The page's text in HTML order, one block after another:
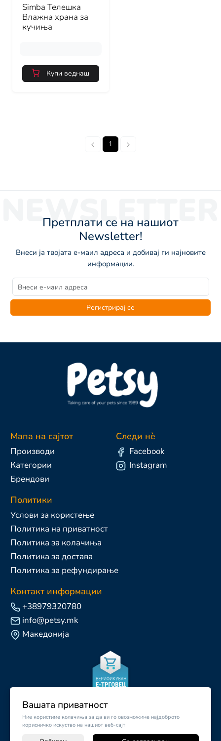
Вашата приватност
Ние користиме колачиња за да ви го овозможиме најдоброто
корисничко искуство на нашиот веб-сајт
Simba Телешка
Влажна храна за
кучиња
Купи веднаш
1
NEWSLETTER
Претплати се на нашиот
Newsletter!
Внеси ја твојата е-маил адреса и добивај ги најновите
информации.
Регистрирај се
Мапа на сајтот
Производи
Категории
Брендови
Политики
Услови за користење
Политика на приватност
Политика за колачиња
Политика за достава
Политика за рефундирање
Контакт информации
+38979320780
info@petsy.mk
Македонија
Следи нè
Facebook
Instagram